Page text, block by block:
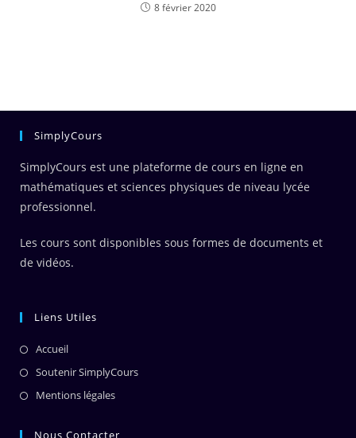
8 février 2020
SimplyCours
SimplyCours est une plateforme de cours en ligne en
mathématiques et sciences physiques de niveau lycée
professionnel.
Les cours sont disponibles sous formes de documents et
de vidéos.
Liens Utiles
Accueil
Soutenir SimplyCours
Mentions légales
Nous Contacter